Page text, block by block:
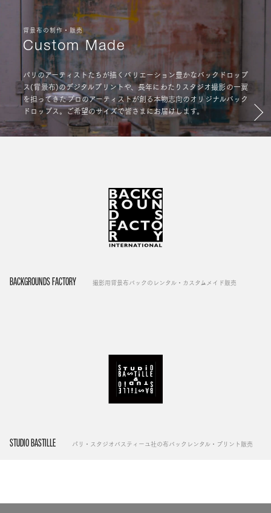
背景布の制作・販売
Custom Made
パリのアーティストたちが描くバリエーション豊かなバックドロップ
ス(背景布)のデジタルプリントや、長年にわたりスタジオ撮影の一翼
を担ってきたプロのアーティストが創る本物志向のオリジナルバック
ドロップス。ご希望のサイズで皆さまにお届けします。
BACKGROUNDS FACTORY 撮影用背景布バックのレンタル・カスタムメイド販売
STUDIO BASTILLE パリ・スタジオバスティーユ社の布バックレンタル・プリント販売